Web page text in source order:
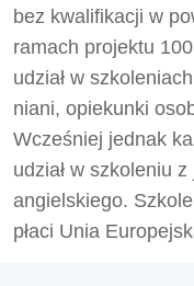
bez kwalifikacji w
ramach projektu
udział w
niani, opiekunki
Wcześniej jednak
udział w szkoleniu
angielskiego.
płaci Unia